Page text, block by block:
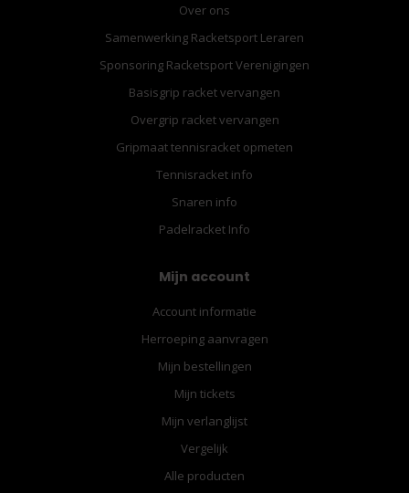
Over ons
Samenwerking Racketsport Leraren
Sponsoring Racketsport Verenigingen
Basisgrip racket vervangen
Overgrip racket vervangen
Gripmaat tennisracket opmeten
Tennisracket info
Snaren info
Padelracket Info
Mijn account
Account informatie
Herroeping aanvragen
Mijn bestellingen
Mijn tickets
Mijn verlanglijst
Vergelijk
Alle producten